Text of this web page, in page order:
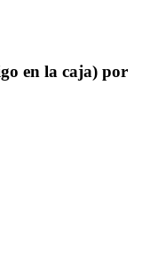
en la caja) por